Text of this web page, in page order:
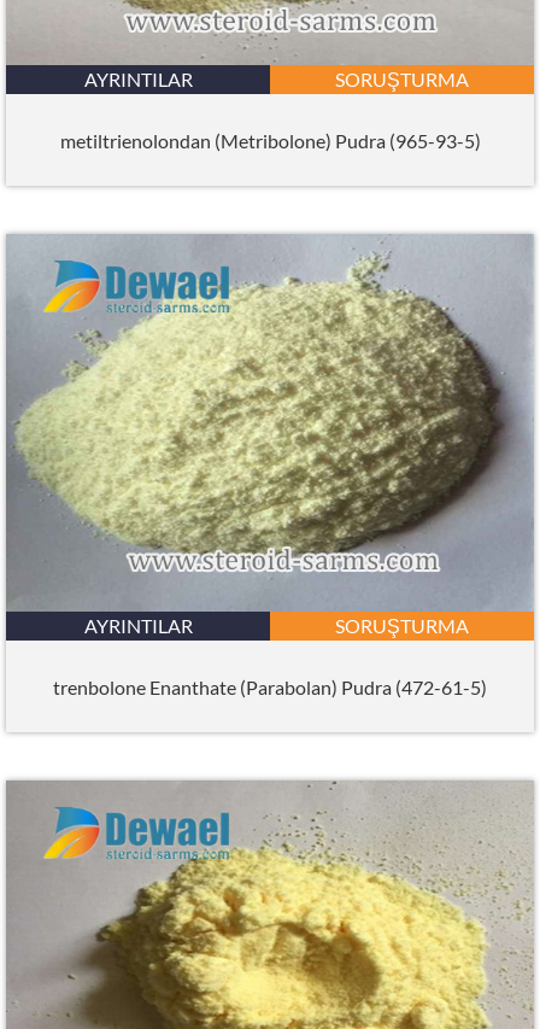
AYRINTILAR SORUŞTURMA
metiltrienolondan (Metribolone) Pudra (965-93-5)
AYRINTILAR SORUŞTURMA
trenbolone Enanthate (Parabolan) Pudra (472-61-5)